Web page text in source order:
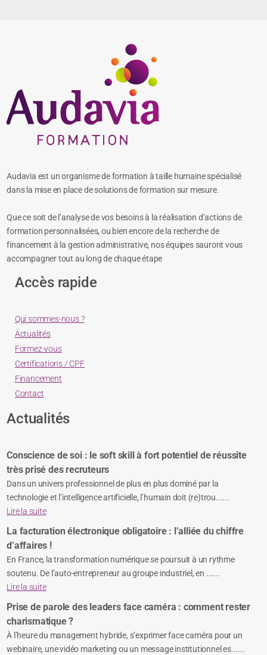
Audavia est un organisme de formation à taille humaine spécialisé
dans la mise en place de solutions de formation sur mesure.
Que ce soit de l’analyse de vos besoins à la réalisation d’actions de
formation personnalisées, ou bien encore de la recherche de
financement à la gestion administrative, nos équipes sauront vous
accompagner tout au long de chaque étape
Accès rapide
Qui sommes-nous ?
Actualités
Formez-vous
Certifications / CPF
Financement
Contact
Actualités
Conscience de soi : le soft skill à fort potentiel de réussite
très prisé des recruteurs
Dans un univers professionnel de plus en plus dominé par la
technologie et l’intelligence artificielle, l’humain doit (re)trou......
Lire la suite
La facturation électronique obligatoire : l’alliée du chiffre
d’affaires !
En France, la transformation numérique se poursuit à un rythme
soutenu. De l’auto-entrepreneur au groupe industriel, en ......
Lire la suite
Prise de parole des leaders face caméra : comment rester
charismatique ?
À l’heure du management hybride, s’exprimer face caméra pour un
webinaire, une vidéo marketing ou un message institutionnel es......